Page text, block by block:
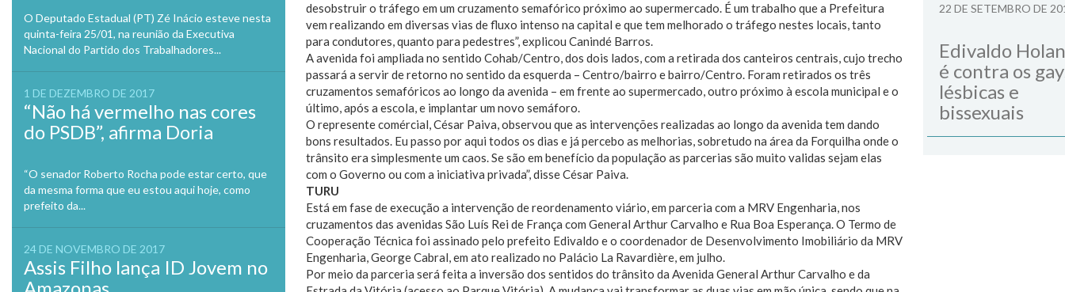
O Deputado Estadual (PT) Zé Inácio esteve nesta
quinta-feira 25/01, na reunião da Executiva
Nacional do Partido dos Trabalhadores...
1 DE DEZEMBRO DE 2017
“Não há vermelho nas cores
do PSDB”, afirma Doria
“O senador Roberto Rocha pode estar certo, que
da mesma forma que eu estou aqui hoje, como
prefeito da...
24 DE NOVEMBRO DE 2017
Assis Filho lança ID Jovem no
desobstruir o tráfego em um cruzamento semafórico próximo ao supermercado. É um trabalho que a Prefeitura
vem realizando em diversas vias de fluxo intenso na capital e que tem melhorado o tráfego nestes locais, tanto
para condutores, quanto para pedestres”, explicou Canindé Barros.
A avenida foi ampliada no sentido Cohab/Centro, dos dois lados, com a retirada dos canteiros centrais, cujo trecho
passará a servir de retorno no sentido da esquerda – Centro/bairro e bairro/Centro. Foram retirados os três
cruzamentos semafóricos ao longo da avenida – em frente ao supermercado, outro próximo à escola municipal e o
último, após a escola, e implantar um novo semáforo.
O represente comércial, César Paiva, observou que as intervenções realizadas ao longo da avenida tem dando
bons resultados. Eu passo por aqui todos os dias e já percebo as melhorias, sobretudo na área da Forquilha onde o
trânsito era simplesmente um caos. Se são em benefício da população as parcerias são muito validas sejam elas
com o Governo ou com a iniciativa privada”, disse César Paiva.
TURU
Está em fase de execução a intervenção de reordenamento viário, em parceria com a MRV Engenharia, nos
cruzamentos das avenidas São Luís Rei de França com General Arthur Carvalho e Rua Boa Esperança. O Termo de
Cooperação Técnica foi assinado pelo prefeito Edivaldo e o coordenador de Desenvolvimento Imobiliário da MRV
Engenharia, George Cabral, em ato realizado no Palácio La Ravardière, em julho.
Por meio da parceria será feita a inversão dos sentidos do trânsito da Avenida General Arthur Carvalho e da
22 DE SETEMBRO DE
Edivaldo
é contra os
lésbicas e
bissexuais